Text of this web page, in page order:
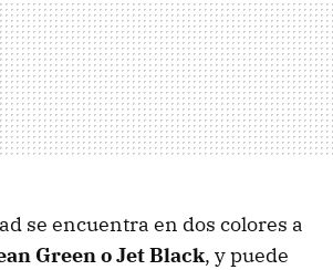
se encuentra en dos colores a
Green o Jet Black, y puede